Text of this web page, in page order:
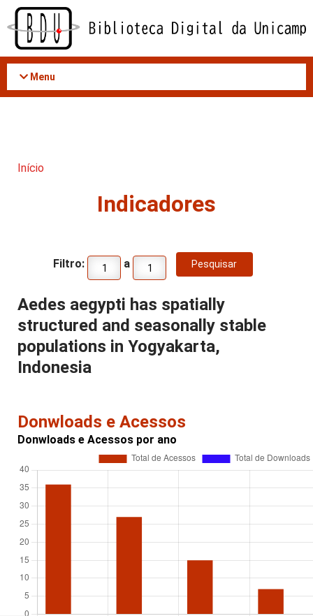
Acessar
conteúdo
Menu
Início
Indicadores
Filtro: a
Aedes aegypti has spatially
structured and seasonally stable
populations in Yogyakarta,
Indonesia
Donwloads e Acessos
Donwloads e Acessos por ano